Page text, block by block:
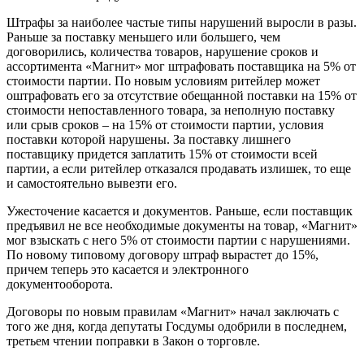
Штрафы за наиболее частые типы нарушений выросли в разы.
Раньше за поставку меньшего или большего, чем
договорились, количества товаров, нарушение сроков и
ассортимента «Магнит» мог штрафовать поставщика на 5% от
стоимости партии. По новым условиям ритейлер может
оштрафовать его за отсутствие обещанной поставки на 15% от
стоимости непоставленного товара, за неполную поставку
или срыв сроков – на 15% от стоимости партии, условия
поставки которой нарушены. За поставку лишнего
поставщику придется заплатить 15% от стоимости всей
партии, а если ритейлер отказался продавать излишек, то еще
и самостоятельно вывезти его.
Ужесточение касается и документов. Раньше, если поставщик
предъявил не все необходимые документы на товар, «Магнит»
мог взыскать с него 5% от стоимости партии с нарушениями.
По новому типовому договору штраф вырастет до 15%,
причем теперь это касается и электронного
документооборота.
Договоры по новым правилам «Магнит» начал заключать с
того же дня, когда депутаты Госдумы одобрили в последнем,
третьем чтении поправки в Закон о торговле.